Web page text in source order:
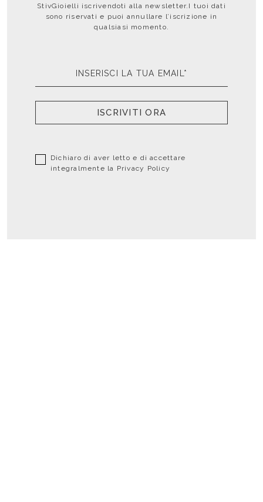
StivGioielli iscrivendoti alla newsletter.I tuoi dati
sono riservati e puoi annullare l’iscrizione in
qualsiasi momento.
ISCRIVITI ORA
Dichiaro di aver letto e di accettare
integralmente la Privacy Policy